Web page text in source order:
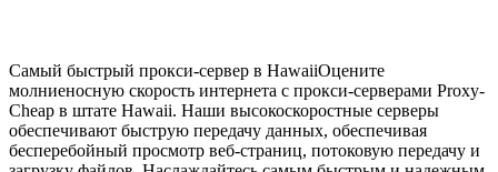
Самый быстрый прокси-сервер в HawaiiОцените
молниеносную скорость интернета с прокси-серверами Proxy-
Cheap в штате Hawaii. Наши высокоскоростные серверы
обеспечивают быструю передачу данных, обеспечивая
бесперебойный просмотр веб-страниц, потоковую передачу и